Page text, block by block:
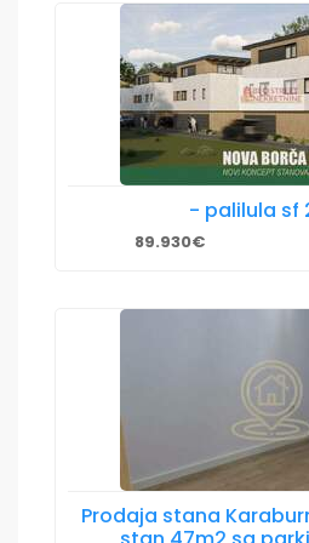
- palilula sf
89.930€
Prodaja stana